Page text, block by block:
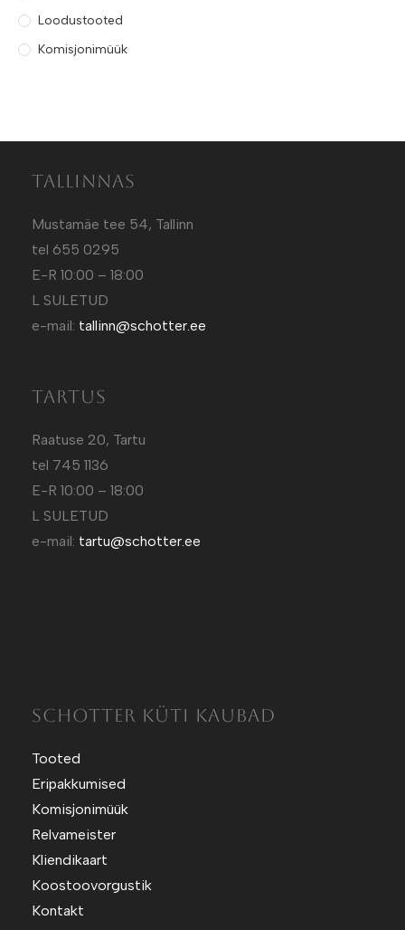
Loodustooted
Komisjonimüük
Tallinnas
Mustamäe tee 54, Tallinn
tel 655 0295
E-R 10:00 – 18:00
L SULETUD
e-mail: tallinn@schotter.ee
Tartus
Raatuse 20, Tartu
tel 745 1136
E-R 10:00 – 18:00
L SULETUD
e-mail: tartu@schotter.ee
SCHOTTER KÜTI KAUBAD
Tooted
Eripakkumised
Komisjonimüük
Relvameister
Kliendikaart
Koostoovorgustik
Kontakt